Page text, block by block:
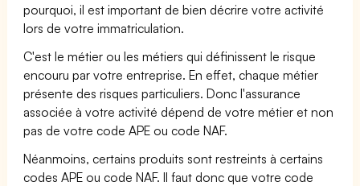
pourquoi, il est important de bien décrire votre activité
lors de votre immatriculation.
C'est le métier ou les métiers qui définissent le risque
encouru par votre entreprise. En effet, chaque métier
présente des risques particuliers. Donc l'assurance
associée à votre activité dépend de votre métier et non
pas de votre code APE ou code NAF.
Néanmoins, certains produits sont restreints à certains
codes APE ou code NAF. Il faut donc que votre code